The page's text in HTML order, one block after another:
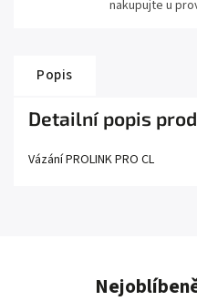
nakupujte u
Popis
Detailní popis
Vázání PROLINK PRO CL